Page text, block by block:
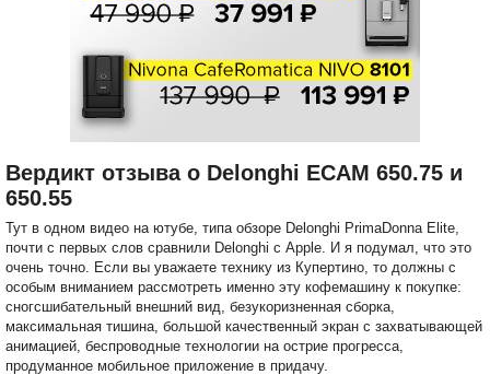
Вердикт отзыва о Delonghi ECAM 650.75 и
650.55
Тут в одном видео на ютубе, типа обзоре Delonghi PrimaDonna Elite,
почти с первых слов сравнили Delonghi с Apple. И я подумал, что это
очень точно. Если вы уважаете технику из Купертино, то должны с
особым вниманием рассмотреть именно эту кофемашину к покупке:
сногсшибательный внешний вид, безукоризненная сборка,
максимальная тишина, большой качественный экран с захватывающей
анимацией, беспроводные технологии на острие прогресса,
продуманное мобильное приложение в придачу.